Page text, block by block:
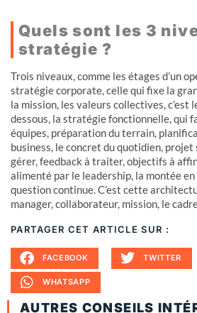
Quels sont les 3
stratégie ?
Trois niveaux, comme les étages d’un
stratégie corporate, celle qui fixe la
la mission, les valeurs collectives, c’est
dessous, la stratégie fonctionnelle, qui
équipes, préparation du terrain,
business, le concret du quotidien, projet
gérer, feedback à traiter, objectifs à
alimenté par le leadership, la montée
question continue. C’est cette
manager, collaborateur, mission, le
PARTAGER CET ARTICLE SUR :
FACEBOOK TWITTER
WHATSAPP
AUTRES CONSEILS